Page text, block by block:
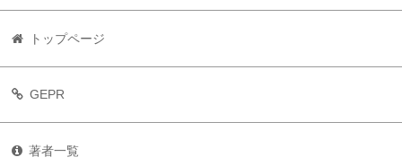
トップページ
GEPR
著者一覧